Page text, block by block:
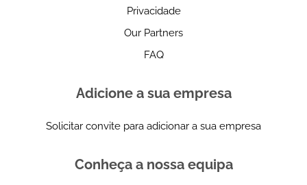
Privacidade
Our Partners
FAQ
Adicione a sua empresa
Solicitar convite para adicionar a sua empresa
Conheça a nossa equipa